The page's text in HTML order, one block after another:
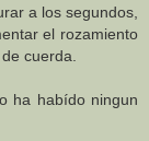
a los segundos,
el rozamiento
cuerda.
ha habído ningun